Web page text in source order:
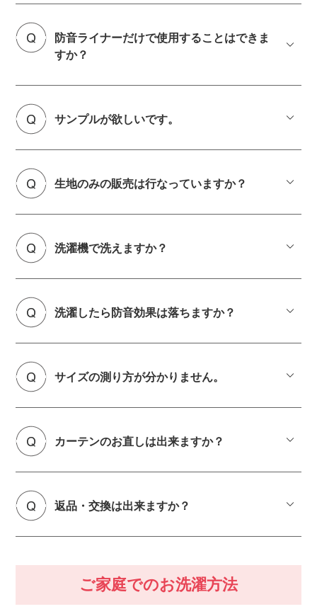
防音ライナーだけで使用することはできま
すか？
サンプルが欲しいです。
生地のみの販売は行なっていますか？
洗濯機で洗えますか？
洗濯したら防音効果は落ちますか？
サイズの測り方が分かりません。
カーテンのお直しは出来ますか？
返品・交換は出来ますか？
ご家庭でのお洗濯方法